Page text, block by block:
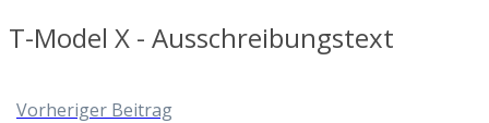
T-Model X - Ausschreibungstext
Vorheriger Beitrag